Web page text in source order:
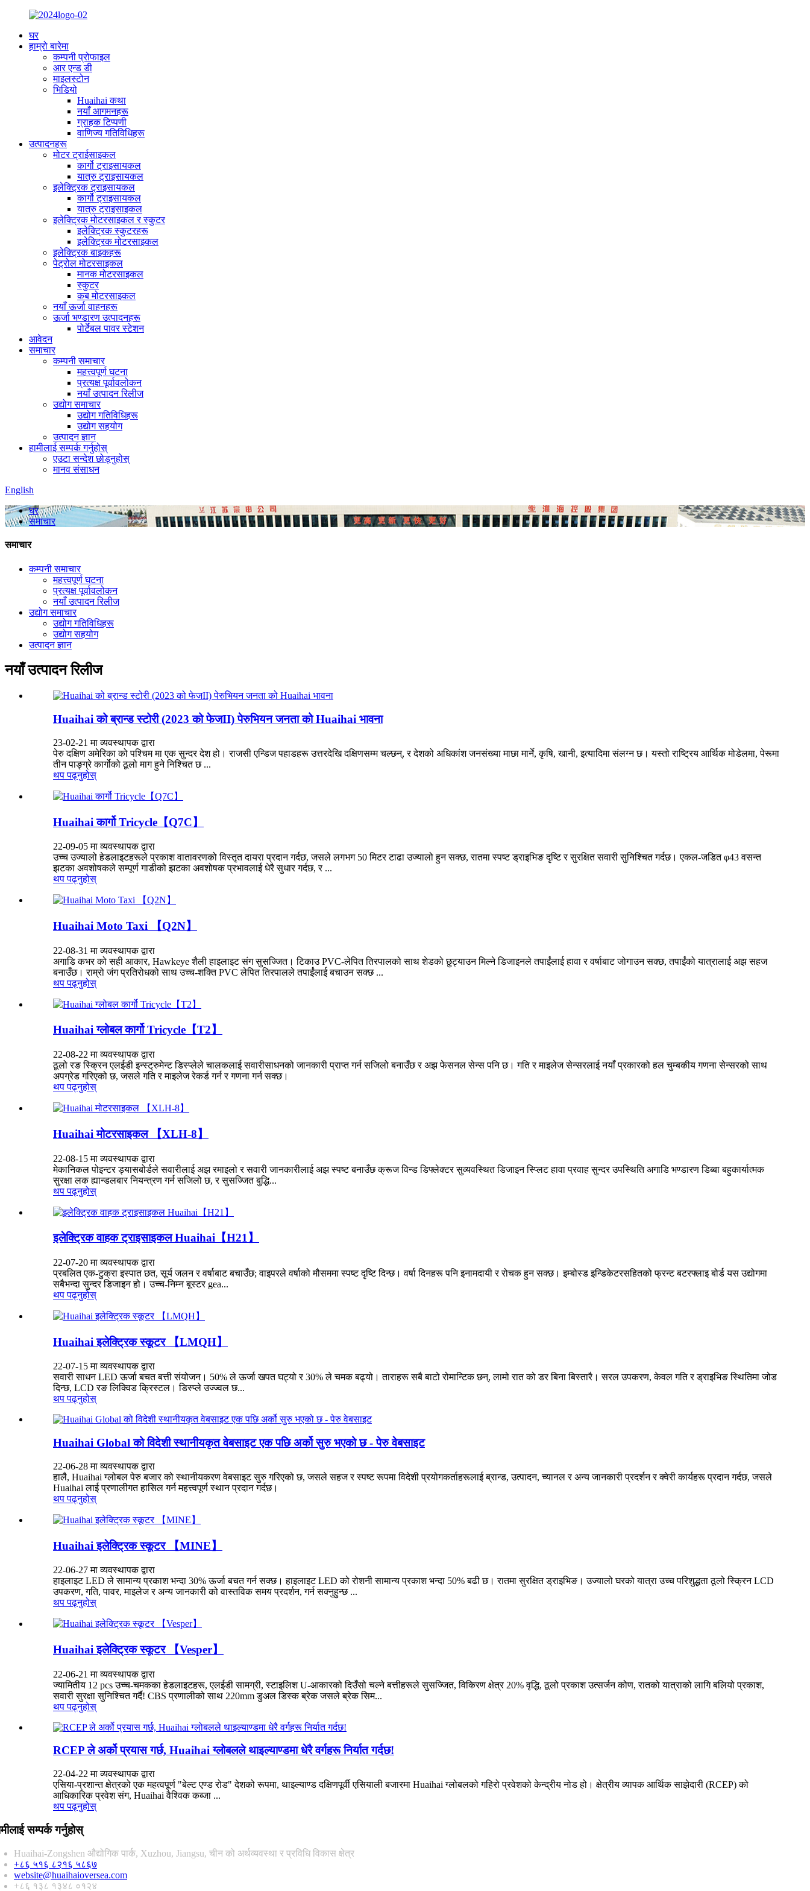
घर
हाम्रो बारेमा
कम्पनी प्रोफाइल
आर एन्ड डी
माइलस्टोन
भिडियो
Huaihai कथा
नयाँ आगमनहरू
ग्राहक टिप्पणी
वाणिज्य गतिविधिहरू
उत्पादनहरू
मोटर ट्राईसाइकल
कार्गो ट्राइसायकल
यात्रु ट्राइसायकल
इलेक्ट्रिक ट्राइसायकल
कार्गो ट्राइसायकल
यात्रु ट्राइसाइकल
इलेक्ट्रिक मोटरसाइकल र स्कुटर
इलेक्ट्रिक स्कुटरहरू
इलेक्ट्रिक मोटरसाइकल
इलेक्ट्रिक बाइकहरू
पेट्रोल मोटरसाइकल
मानक मोटरसाइकल
स्कुटर
कब मोटरसाइकल
नयाँ ऊर्जा वाहनहरू
ऊर्जा भण्डारण उत्पादनहरू
पोर्टेबल पावर स्टेशन
आवेदन
समाचार
कम्पनी समाचार
महत्त्वपूर्ण घटना
प्रत्यक्ष पूर्वावलोकन
नयाँ उत्पादन रिलीज
उद्योग समाचार
उद्योग गतिविधिहरू
उद्योग सहयोग
उत्पादन ज्ञान
हामीलाई सम्पर्क गर्नुहोस्
एउटा सन्देश छोड्नुहोस्
मानव संसाधन
English
घर
समाचार
समाचार
कम्पनी समाचार
महत्त्वपूर्ण घटना
प्रत्यक्ष पूर्वावलोकन
नयाँ उत्पादन रिलीज
उद्योग समाचार
उद्योग गतिविधिहरू
उद्योग सहयोग
उत्पादन ज्ञान
नयाँ उत्पादन रिलीज
Huaihai को ब्रान्ड स्टोरी (2023 को फेजII) पेरुभियन जनता को Huaihai भावना
23-02-21 मा व्यवस्थापक द्वारा
पेरु दक्षिण अमेरिका को पश्चिम मा एक सुन्दर देश हो। राजसी एन्डिज पहाडहरू उत्तरदेखि दक्षिणसम्म चल्छन्, र देशको अधिकांश जनसंख्या माछा मार्ने, कृषि, खानी, इत्यादिमा संलग्न छ। यस्तो राष्ट्रिय आर्थिक मोडेलमा, पेरूमा
तीन पाङ्ग्रे कार्गोको ठूलो माग हुने निश्चित छ ...
थप पढ्नुहोस्
Huaihai कार्गो Tricycle【Q7C】
22-09-05 मा व्यवस्थापक द्वारा
उच्च उज्यालो हेडलाइटहरूले प्रकाश वातावरणको विस्तृत दायरा प्रदान गर्दछ, जसले लगभग 50 मिटर टाढा उज्यालो हुन सक्छ, रातमा स्पष्ट ड्राइभिङ दृष्टि र सुरक्षित सवारी सुनिश्चित गर्दछ। एकल-जडित φ43 वसन्त
झटका अवशोषकले सम्पूर्ण गाडीको झटका अवशोषक प्रभावलाई धेरै सुधार गर्दछ, र ...
थप पढ्नुहोस्
Huaihai Moto Taxi 【Q2N】
22-08-31 मा व्यवस्थापक द्वारा
अगाडि कभर को सही आकार, Hawkeye शैली हाइलाइट संग सुसज्जित। टिकाउ PVC-लेपित तिरपालको साथ शेडको छुट्याउन मिल्ने डिजाइनले तपाईंलाई हावा र वर्षाबाट जोगाउन सक्छ, तपाईंको यात्रालाई अझ सहज
बनाउँछ। राम्रो जंग प्रतिरोधको साथ उच्च-शक्ति PVC लेपित तिरपालले तपाईंलाई बचाउन सक्छ ...
थप पढ्नुहोस्
Huaihai ग्लोबल कार्गो Tricycle【T2】
22-08-22 मा व्यवस्थापक द्वारा
ठूलो रङ स्क्रिन एलईडी इन्स्ट्रुमेन्ट डिस्प्लेले चालकलाई सवारीसाधनको जानकारी प्राप्त गर्न सजिलो बनाउँछ र अझ फेसनल सेन्स पनि छ। गति र माइलेज सेन्सरलाई नयाँ प्रकारको हल चुम्बकीय गणना सेन्सरको साथ
अपग्रेड गरिएको छ, जसले गति र माइलेज रेकर्ड गर्न र गणना गर्न सक्छ।
थप पढ्नुहोस्
Huaihai मोटरसाइकल 【XLH-8】
22-08-15 मा व्यवस्थापक द्वारा
मेकानिकल पोइन्टर ड्यासबोर्डले सवारीलाई अझ रमाइलो र सवारी जानकारीलाई अझ स्पष्ट बनाउँछ क्रूज विन्ड डिफ्लेक्टर सुव्यवस्थित डिजाइन स्प्लिट हावा प्रवाह सुन्दर उपस्थिति अगाडि भण्डारण डिब्बा बहुकार्यात्मक
सुरक्षा लक ह्यान्डलबार नियन्त्रण गर्न सजिलो छ, र सुसज्जित बुद्धि...
थप पढ्नुहोस्
इलेक्ट्रिक वाहक ट्राइसाइकल Huaihai【H21】
22-07-20 मा व्यवस्थापक द्वारा
प्रबलित एक-टुक्रा इस्पात छत, सूर्य जलन र वर्षाबाट बचाउँछ; वाइपरले वर्षाको मौसममा स्पष्ट दृष्टि दिन्छ। वर्षा दिनहरू पनि इनामदायी र रोचक हुन सक्छ। इम्बोस्ड इन्डिकेटरसहितको फ्रन्ट बटरफ्लाइ बोर्ड यस उद्योगमा
सबैभन्दा सुन्दर डिजाइन हो। उच्च-निम्न बूस्टर gea...
थप पढ्नुहोस्
Huaihai इलेक्ट्रिक स्कूटर 【LMQH】
22-07-15 मा व्यवस्थापक द्वारा
सवारी साधन LED ऊर्जा बचत बत्ती संयोजन। 50% ले ऊर्जा खपत घट्यो र 30% ले चमक बढ्यो। ताराहरू सबै बाटो रोमान्टिक छन्, लामो रात को डर बिना बिस्तारै। सरल उपकरण, केवल गति र ड्राइभिङ स्थितिमा जोड
दिन्छ, LCD रङ लिक्विड क्रिस्टल। डिस्प्ले उज्ज्वल छ...
थप पढ्नुहोस्
Huaihai Global को विदेशी स्थानीयकृत वेबसाइट एक पछि अर्को सुरु भएको छ - पेरु वेबसाइट
22-06-28 मा व्यवस्थापक द्वारा
हालै, Huaihai ग्लोबल पेरु बजार को स्थानीयकरण वेबसाइट सुरु गरिएको छ, जसले सहज र स्पष्ट रूपमा विदेशी प्रयोगकर्ताहरूलाई ब्रान्ड, उत्पादन, च्यानल र अन्य जानकारी प्रदर्शन र क्वेरी कार्यहरू प्रदान गर्दछ, जसले
Huaihai लाई प्रणालीगत हासिल गर्न महत्त्वपूर्ण स्थान प्रदान गर्दछ।
थप पढ्नुहोस्
Huaihai इलेक्ट्रिक स्कूटर 【MINE】
22-06-27 मा व्यवस्थापक द्वारा
हाइलाइट LED ले सामान्य प्रकाश भन्दा 30% ऊर्जा बचत गर्न सक्छ। हाइलाइट LED को रोशनी सामान्य प्रकाश भन्दा 50% बढी छ। रातमा सुरक्षित ड्राइभिङ। उज्यालो घरको यात्रा उच्च परिशुद्धता ठूलो स्क्रिन LCD
उपकरण, गति, पावर, माइलेज र अन्य जानकारी को वास्तविक समय प्रदर्शन, गर्न सक्नुहुन्छ ...
थप पढ्नुहोस्
Huaihai इलेक्ट्रिक स्कूटर 【Vesper】
22-06-21 मा व्यवस्थापक द्वारा
ज्यामितीय 12 pcs उच्च-चमकका हेडलाइटहरू, एलईडी सामग्री, स्टाइलिश U-आकारको दिउँसो चल्ने बत्तीहरूले सुसज्जित, विकिरण क्षेत्र 20% वृद्धि, ठूलो प्रकाश उत्सर्जन कोण, रातको यात्राको लागि बलियो प्रकाश,
सवारी सुरक्षा सुनिश्चित गर्दै! CBS प्रणालीको साथ 220mm डुअल डिस्क ब्रेक जसले ब्रेक सिम...
थप पढ्नुहोस्
RCEP ले अर्को प्रयास गर्छ, Huaihai ग्लोबलले थाइल्याण्डमा धेरै वर्गहरू निर्यात गर्दछ!
22-04-22 मा व्यवस्थापक द्वारा
एसिया-प्रशान्त क्षेत्रको एक महत्वपूर्ण "बेल्ट एण्ड रोड" देशको रूपमा, थाइल्याण्ड दक्षिणपूर्वी एसियाली बजारमा Huaihai ग्लोबलको गहिरो प्रवेशको केन्द्रीय नोड हो। क्षेत्रीय व्यापक आर्थिक साझेदारी (RCEP) को
आधिकारिक प्रवेश संग, Huaihai वैश्विक कब्जा ...
थप पढ्नुहोस्
सम्पर्क गर्नुहोस्
Huaihai-Zongshen औद्योगिक पार्क, Xuzhou, Jiangsu, चीन को अर्थव्यवस्था र प्रविधि विकास क्षेत्र
+८६ ५१६ ८२१६ ५८६७
website@huaihaioversea.com
+८६ १३८ १३४८ ०१२४